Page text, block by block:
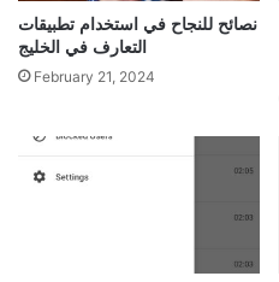
نصائح للنجاح في استخدام تطبيقات
التعارف في الخليج
February 21, 2024